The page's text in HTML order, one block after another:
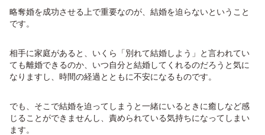
略奪婚を成功させる上で重要なのが、結婚を迫らないということ
です。
相手に家庭があると、いくら「別れて結婚しよう」と言われてい
ても離婚できるのか、いつ自分と結婚してくれるのだろうと気に
なりますし、時間の経過とともに不安になるものです。
でも、そこで結婚を迫ってしまうと一緒にいるときに癒しなど感
じることができませんし、責められている気持ちになってしまい
ます。